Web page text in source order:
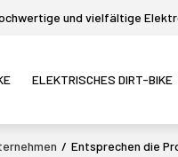
und vielfältige
ELEKTRISCHES DIRT-BIKE
/ Entsprechen die